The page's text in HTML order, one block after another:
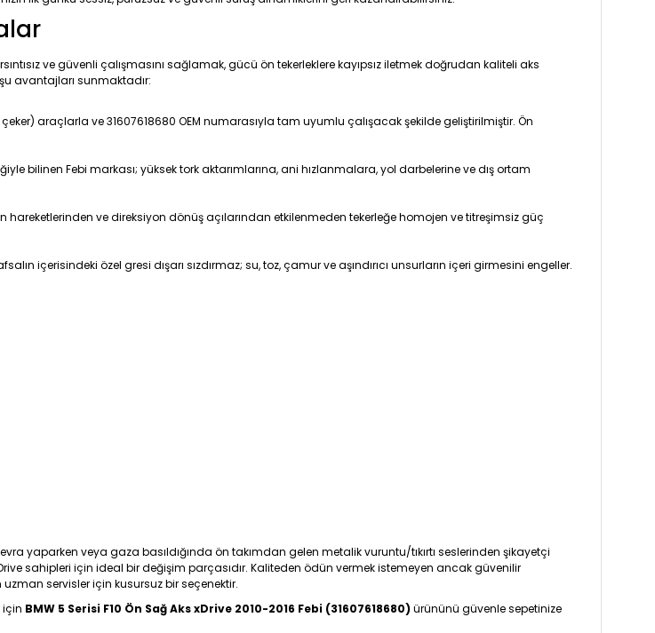
ve güvenli çalışmasını sağlamak, gücü ön tekerleklere kayıpsız iletmek doğrudan kaliteli aks
avantajları sunmaktadır:
çeker) araçlarla ve 31607618680 OEM numarasıyla tam uyumlu çalışacak şekilde geliştirilmiştir. Ön
bilinen Febi markası; yüksek tork aktarımlarına, ani hızlanmalara, yol darbelerine ve dış ortam
ve direksiyon dönüş açılarından etkilenmeden tekerleğe homojen ve titreşimsiz güç
içerisindeki özel gresi dışarı sızdırmaz; su, toz, çamur ve aşındırıcı unsurların içeri girmesini engeller.
yaparken veya gaza basıldığında ön takımdan gelen metalik vuruntu/tıkırtı seslerinden şikayetçi
sahipleri için ideal bir değişim parçasıdır. Kaliteden ödün vermek istemeyen ancak güvenilir
servisler için kusursuz bir seçenektir.
için BMW 5 Serisi F10 Ön Sağ Aks xDrive 2010-2016 Febi (31607618680) ürününü güvenle sepetinize